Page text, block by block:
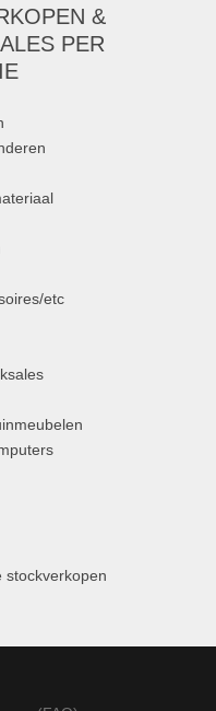
&
PER
etc
stockverkopen